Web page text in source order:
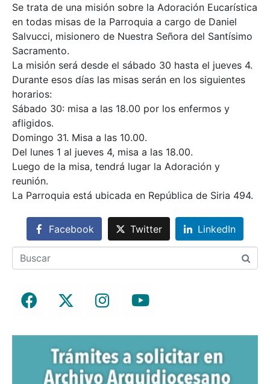
Se trata de una misión sobre la Adoración Eucarística
en todas misas de la Parroquia a cargo de Daniel
Salvucci, misionero de Nuestra Señora del Santísimo
Sacramento.
La misión será desde el sábado 30 hasta el jueves 4.
Durante esos días las misas serán en los siguientes
horarios:
Sábado 30: misa a las 18.00 por los enfermos y
afligidos.
Domingo 31. Misa a las 10.00.
Del lunes 1 al jueves 4, misa a las 18.00.
Luego de la misa, tendrá lugar la Adoración y
reunión.
La Parroquia está ubicada en República de Siria 494.
Facebook Twitter LinkedIn